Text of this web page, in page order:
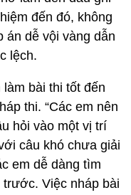
đến đó, không
án dễ vội vàng dẫn
lệch.
bài thi tốt đến
thi. “Các em nên
hỏi vào một vị trí
câu khó chưa giải
em dễ dàng tìm
Việc nháp bài